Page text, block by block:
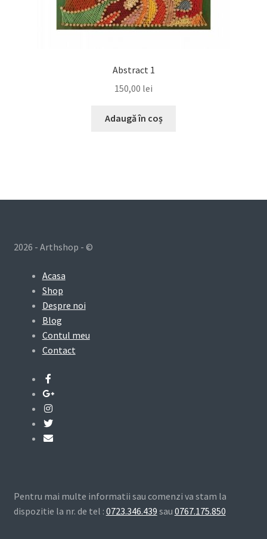
Abstract 1
150,00 lei
Adaugă în coș
2026 - Arthshop - ©
Acasa
Shop
Despre noi
Blog
Contul meu
Contact
Pentru mai multe informatii sau comenzi va stam la
dispozitie la nr. de tel : 0723.346.439 sau 0767.175.850